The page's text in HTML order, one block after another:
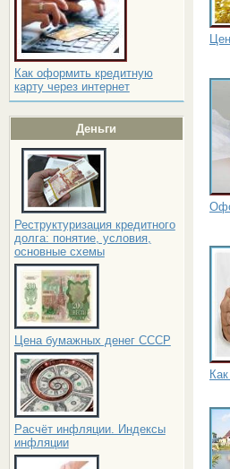
Как оформить кредитную
карту через интернет
Деньги
Реструктуризация кредитного
долга: понятие, условия,
основные схемы
Цена бумажных денег СССР
Расчёт инфляции. Индексы
инфляции